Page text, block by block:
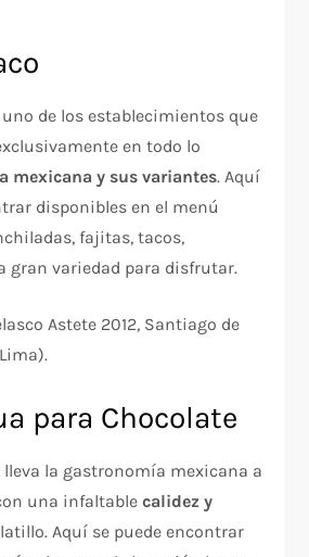
de los establecimientos que
en todo lo
mexicana y sus variantes. Aquí
disponibles en el menú
fajitas, tacos,
gran variedad para disfrutar.
Astete 2012, Santiago de
para Chocolate
la gastronomía mexicana a
una infaltablecalidez y
Aquí se puede encontrar